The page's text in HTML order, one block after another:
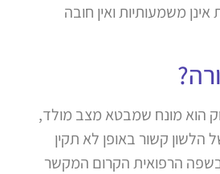
משמעותיות ואין חובה
הוא מונח שמבטא מצב מולד,
הלשון קשור באופן לא תקין
הרפואית הקרום המקשר